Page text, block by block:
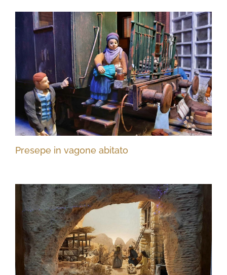
Presepe in vagone abitato